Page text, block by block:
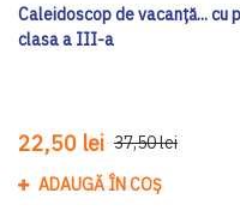
Caleidoscop de vacanță... cu
clasa a III-a
22,50 lei 37,50 lei
ADAUGĂ ÎN COȘ